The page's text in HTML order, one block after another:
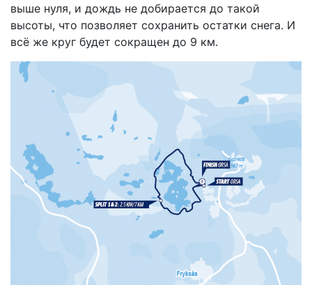
выше нуля, и дождь не добирается до такой
высоты, что позволяет сохранить остатки снега. И
всё же круг будет сокращен до 9 км.